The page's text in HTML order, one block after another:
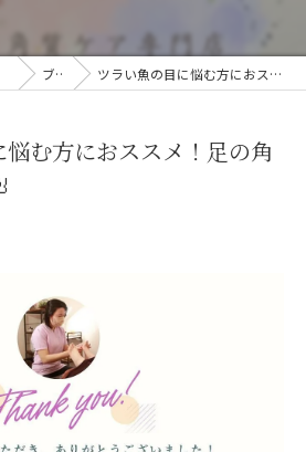
ブログ ツラい魚の目に悩む方におススメ！足の角質ケア専門店🦶
悩む方におススメ！足の角